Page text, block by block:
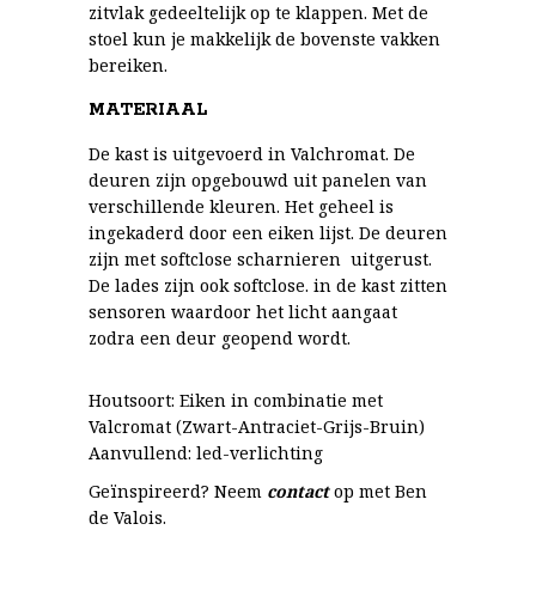
zitvlak gedeeltelijk op te klappen. Met de
stoel kun je makkelijk de bovenste vakken
bereiken.
MATERIAAL
De kast is uitgevoerd in Valchromat. De
deuren zijn opgebouwd uit panelen van
verschillende kleuren. Het geheel is
ingekaderd door een eiken lijst. De deuren
zijn met softclose scharnieren uitgerust.
De lades zijn ook softclose. in de kast zitten
sensoren waardoor het licht aangaat
zodra een deur geopend wordt.
Houtsoort: Eiken in combinatie met
Valcromat (Zwart-Antraciet-Grijs-Bruin)
Aanvullend: led-verlichting
Geïnspireerd? Neem contactop met Ben
de Valois.